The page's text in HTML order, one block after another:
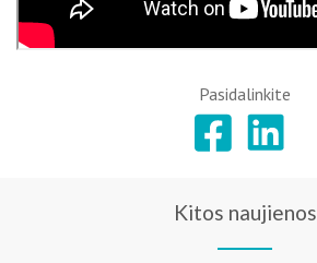
Pasidalinkite
Kitos naujienos